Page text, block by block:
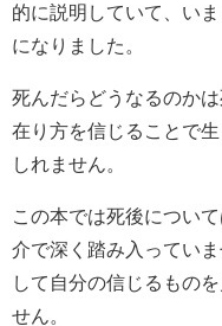
的に説明していて、い
になりました。
死んだらどうなるのか
在り方を信じることで
しれません。
この本では死後につい
介で深く踏み入ってい
して自分の信じるもの
せん。